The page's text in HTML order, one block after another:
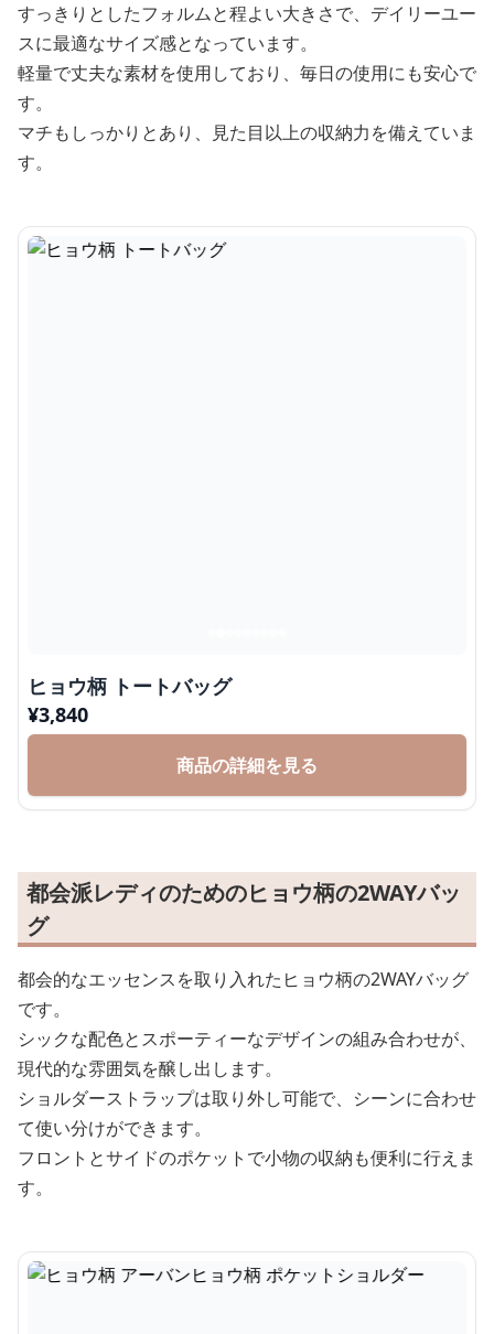
すっきりとしたフォルムと程よい大きさで、デイリーユー
スに最適なサイズ感となっています。
軽量で丈夫な素材を使用しており、毎日の使用にも安心で
す。
マチもしっかりとあり、見た目以上の収納力を備えていま
す。
ヒョウ柄 トートバッグ
¥3,840
商品の詳細を見る
都会派レディのためのヒョウ柄の2WAYバッ
グ
都会的なエッセンスを取り入れたヒョウ柄の2WAYバッグ
です。
シックな配色とスポーティーなデザインの組み合わせが、
現代的な雰囲気を醸し出します。
ショルダーストラップは取り外し可能で、シーンに合わせ
て使い分けができます。
フロントとサイドのポケットで小物の収納も便利に行えま
す。